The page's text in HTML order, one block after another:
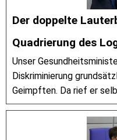
Der doppelte
Quadrierung des
Unser
Diskriminierung
Geimpften. Da rief er